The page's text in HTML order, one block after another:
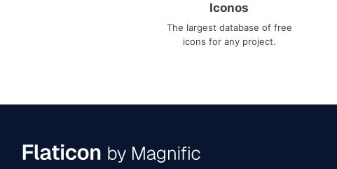
Iconos
The largest database of free
icons for any project.